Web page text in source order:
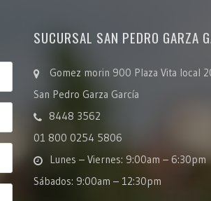
SUCURSAL SAN PEDRO GARZA
Gomez morin 900 Plaza Vita local
San Pedro Garza García
8448 3562
01 800 0254 5806
Lunes – Viernes: 9:00am – 6:30pm
Sábados: 9:00am – 12:30pm